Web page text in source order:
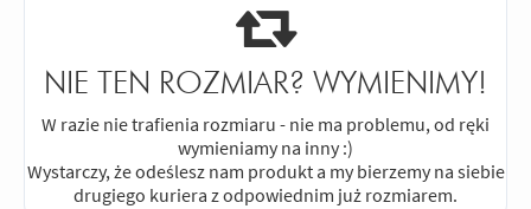
NIE TEN ROZMIAR? WYMIENIMY!
W razie nie trafienia rozmiaru - nie ma problemu, od ręki
wymieniamy na inny :)
Wystarczy, że odeślesz nam produkt a my bierzemy na siebie
drugiego kuriera z odpowiednim już rozmiarem.